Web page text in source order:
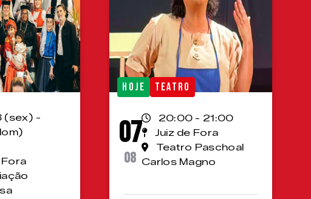
(sex) -
Fora
HOJE TEATRO
07
08
20:00 - 21:00
Juiz de Fora
Teatro Paschoal
Carlos Magno